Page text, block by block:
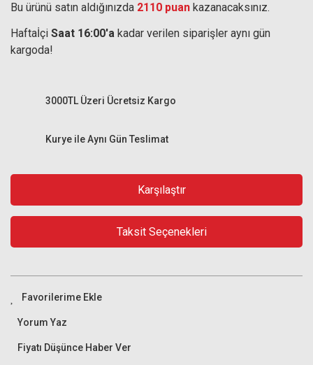
Bu ürünü satın aldığınızda 2110 puan kazanacaksınız.
Haftaİçi Saat 16:00'a kadar verilen siparişler aynı gün
kargoda!
Kurye ile Aynı Gün Teslimat
3000TL Üzeri Ücretsiz Kargo
Karşılaştır
Taksit Seçenekleri
Yorum Yaz
Fiyatı Düşünce Haber Ver